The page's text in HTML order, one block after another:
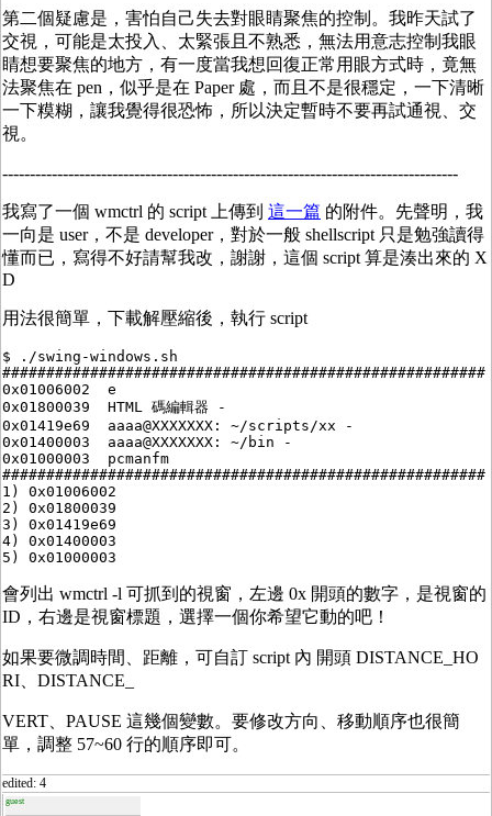
第二個疑慮是，害怕自己失去對眼睛聚焦的控制。我昨天試了
交視，可能是太投入、太緊張且不熟悉，無法用意志控制我眼
睛想要聚焦的地方，有一度當我想回復正常用眼方式時，竟無
法聚焦在 pen，似乎是在 Paper 處，而且不是很穩定，一下清晰
一下糢糊，讓我覺得很恐怖，所以決定暫時不要再試通視、交
視。
-----------------------------------------------------------------------------------
我寫了一個 wmctrl 的 script 上傳到 這一篇 的附件。先聲明，我
一向是 user，不是 developer，對於一般 shellscript 只是勉強讀得
懂而已，寫得不好請幫我改，謝謝，這個 script 算是湊出來的 X
D
用法很簡單，下載解壓縮後，執行 script
$ ./swing-windows.sh
#######################################################
0x01006002  e
0x01800039  HTML 碼編輯器 -
0x01419e69  aaaa@XXXXXXX: ~/scripts/xx -
0x01400003  aaaa@XXXXXXX: ~/bin -
0x01000003  pcmanfm
#######################################################
1) 0x01006002
2) 0x01800039
3) 0x01419e69
4) 0x01400003
會列出 wmctrl -l 可抓到的視窗，左邊 0x 開頭的數字，是視窗的
ID，右邊是視窗標題，選擇一個你希望它動的吧！
如果要微調時間、距離，可自訂 script 內 開頭 DISTANCE_HO
RI、DISTANCE_
VERT、PAUSE 這幾個變數。要修改方向、移動順序也很簡
單，調整 57~60 行的順序即可。
edited: 4
guest